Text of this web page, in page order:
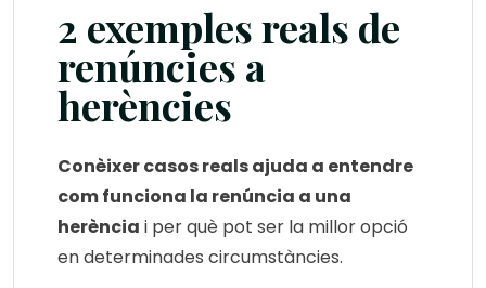
2 exemples reals de
renúncies a
herències
Conèixer casos reals ajuda a entendre
com funciona la renúncia a una
herència i per què pot ser la millor opció
en determinades circumstàncies.